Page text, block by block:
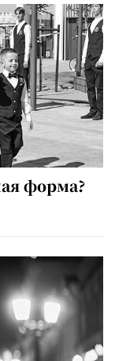
форма?